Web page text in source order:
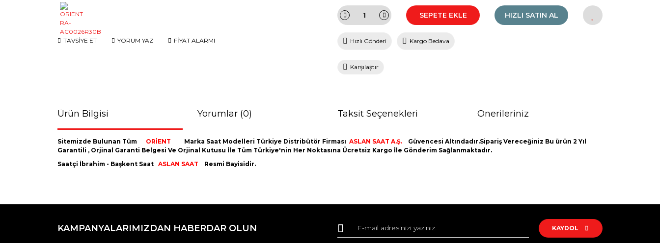
TAVSİYE ET YORUM YAZ FİYAT ALARMI
SEPETE EKLE HIZLI SATIN AL
Hızlı Gönderi Kargo Bedava
Karşılaştır
Ürün Bilgisi Yorumlar (0) Taksit Seçenekleri Önerileriniz
Sitemizde Bulunan Tüm ORİENT Marka Saat Modelleri Türkiye Distribütör Firması ASLAN SAAT A.Ş.
Güvencesi Altındadır.Sipariş Vereceğiniz Bu ürün 2 Yıl
Garantili , Orjinal Garanti Belgesi Ve Orjinal Kutusu İle Tüm Türkiye'nin Her Noktasına Ücretsiz Kargo İle Gönderim Sağlanmaktadır.
Saatçi İbrahim - Başkent Saat ASLAN SAAT Resmi Bayisidir.
Yorum Yaz
Görüş ve önerileriniz için teşekkür ederiz.
Ürün resmi kalitesiz, bozuk veya görüntülenemiyor.
KAMPANYALARIMIZDAN HABERDAR OLUN KAYDOL